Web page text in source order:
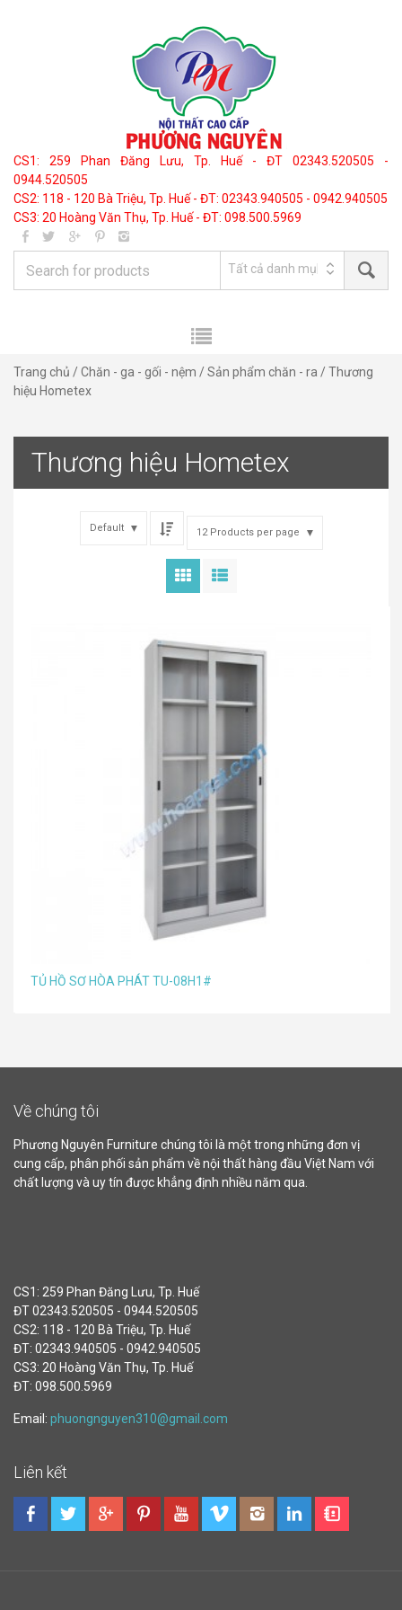
CS1: 259 Phan Đăng Lưu, Tp. Huế - ĐT 02343.520505 -
0944.520505
CS2: 118 - 120 Bà Triệu, Tp. Huế - ĐT: 02343.940505 - 0942.940505
CS3: 20 Hoàng Văn Thụ, Tp. Huế - ĐT: 098.500.5969
Trang chủ /Chăn - ga - gối - nệm /Sản phẩm chăn - ra / Thương
hiệu Hometex
Thương hiệu Hometex
Default 12 Products per page
TỦ HỒ SƠ HÒA PHÁT TU-08H1#
Về chúng tôi
Phương Nguyên Furniture chúng tôi là một trong những đơn vị
cung cấp, phân phối sản phẩm về nội thất hàng đầu Việt Nam với
chất lượng và uy tín được khẳng định nhiều năm qua.
CS1: 259 Phan Đăng Lưu, Tp. Huế
ĐT 02343.520505 - 0944.520505
CS2: 118 - 120 Bà Triệu, Tp. Huế
ĐT: 02343.940505 - 0942.940505
CS3: 20 Hoàng Văn Thụ, Tp. Huế
ĐT: 098.500.5969
Email: phuongnguyen310@gmail.com
Liên kết